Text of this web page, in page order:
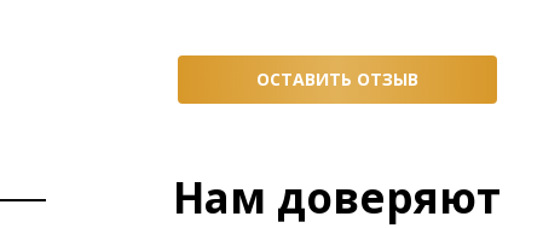
ОСТАВИТЬ ОТЗЫВ
Нам доверяют